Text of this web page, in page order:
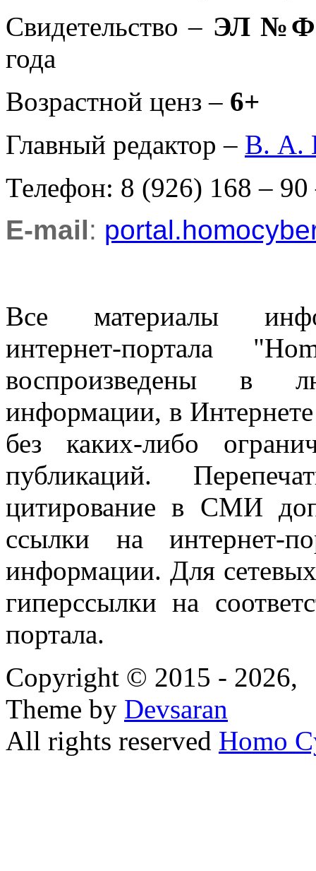
Свидетельство – ЭЛ
года
Возрастной ценз – 6+
Главный редактор – В. А.
Телефон: 8 (926) 168 – 90
E-mail:
Все материалы
интернет-портала
воспроизведены в
информации, в
без каких-либо
публикаций.
цитирование в СМИ
ссылки на интернет-
информации. Для
гиперссылки на
портала.
Copyright © 2015 - 2026,
Theme by Devsaran
All rights reserved Homo